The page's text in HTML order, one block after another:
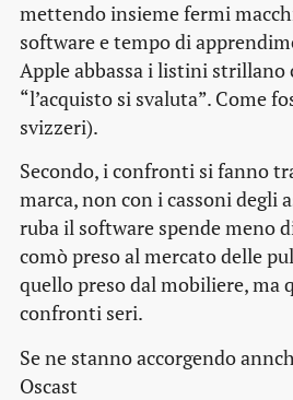
mettendo insieme fermi
software e tempo di
Apple abbassa i listini strillano
“l’acquisto si svaluta”. Come
svizzeri).
Secondo, i confronti si fanno
marca, non con i cassoni degli
ruba il software spende meno
comò preso al mercato delle
quello preso dal mobiliere, ma
confronti seri.
Se ne stanno accorgendo
Oscast